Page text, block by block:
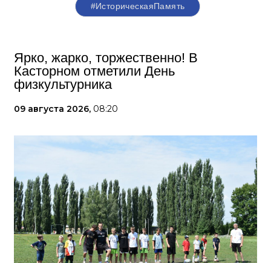
#ИсторическаяПамять
Ярко, жарко, торжественно! В
Касторном отметили День
физкультурника
09 августа 2026, 08:20